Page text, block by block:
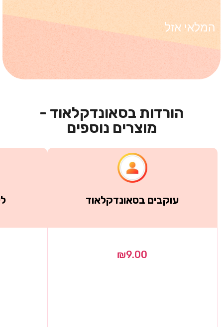
המלאי אזל
הורדות בסאונדקלאוד -
מוצרים נוספים
עוקבים בסאונדקלאוד
₪9.00